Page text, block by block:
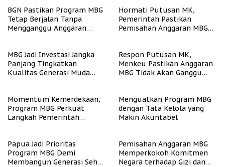
BGN Pastikan Program MBG
Tetap Berjalan Tanpa
Mengganggu Anggaran
Hormati Putusan MK,
Pemerintah Pastikan
Pemisahan Anggaran MBG
MBG Jadi Investasi Jangka
Panjang Tingkatkan
Kualitas Generasi Muda
Respon Putusan MK,
Menkeu Pastikan Anggaran
MBG Tidak Akan Ganggu
Momentum Kemerdekaan,
Program MBG Perkuat
Langkah Pemerintah
Menguatkan Program MBG
dengan Tata Kelola yang
Makin Akuntabel
Papua Jadi Prioritas
Program MBG Demi
Membangun Generasi Sehat
Pemisahan Anggaran MBG
Memperkokoh Komitmen
Negara terhadap Gizi dan